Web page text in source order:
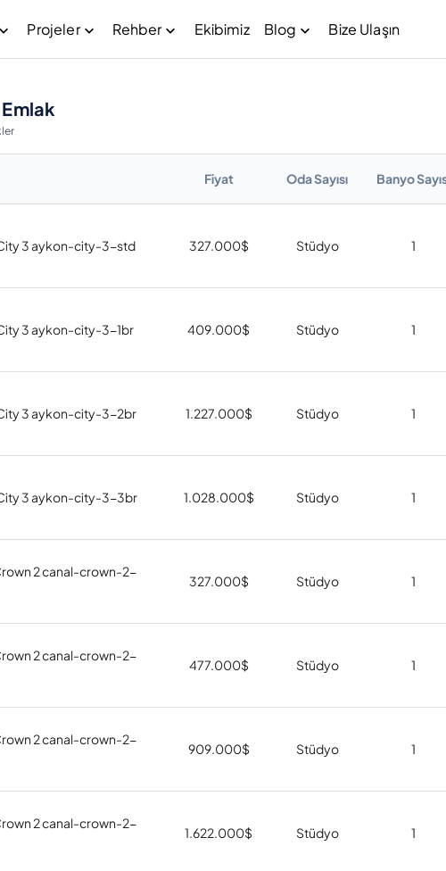
Projeler Rehber Ekibimiz Blog Bize Ulaşın
Fiyat Oda Sayısı Banyo
3 aykon-city-3-std 327.000$ Stüdyo 1
3 aykon-city-3-1br 409.000$ Stüdyo 1
3 aykon-city-3-2br 1.227.000$ Stüdyo 1
3 aykon-city-3-3br 1.028.000$ Stüdyo 1
2 canal-crown-2-
327.000$ Stüdyo 1
2 canal-crown-2-
477.000$ Stüdyo 1
2 canal-crown-2-
909.000$ Stüdyo 1
2 canal-crown-2-
1.622.000$ Stüdyo 1